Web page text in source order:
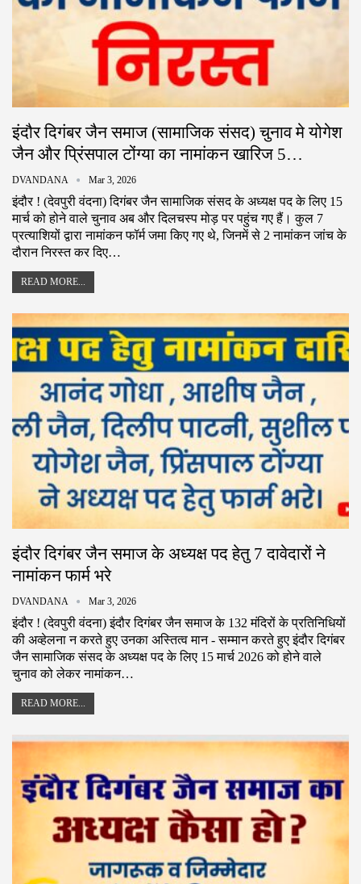
इंदौर दिगंबर जैन समाज (सामाजिक संसद) चुनाव मे योगेश
जैन और प्रिंसपाल टोंग्या का नामांकन खारिज 5…
DVANDANA Mar 3, 2026
इंदौर ! (देवपुरी वंदना) दिगंबर जैन सामाजिक संसद के अध्यक्ष पद के लिए 15
मार्च को होने वाले चुनाव अब और दिलचस्प मोड़ पर पहुंच गए हैं। कुल 7
प्रत्याशियों द्वारा नामांकन फॉर्म जमा किए गए थे, जिनमें से 2 नामांकन जांच के
दौरान निरस्त कर दिए…
READ MORE...
इंदौर दिगंबर जैन समाज के अध्यक्ष पद हेतु 7 दावेदारों ने
नामांकन फार्म भरे
DVANDANA Mar 3, 2026
इंदौर ! (देवपुरी वंदना) इंदौर दिगंबर जैन समाज के 132 मंदिरों के प्रतिनिधियों
की अव्हेलना न करते हुए उनका‌ अस्तित्व मान - सम्मान करते हुए इंदौर दिगंबर
जैन सामाजिक संसद के अध्यक्ष पद के लिए 15 मार्च 2026 को होने वाले
चुनाव को लेकर नामांकन…
READ MORE...